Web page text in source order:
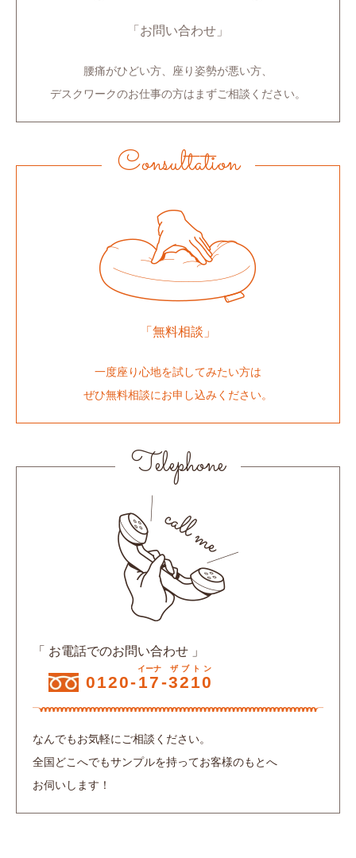
「お問い合わせ」
腰痛がひどい方、座り姿勢が悪い方、
デスクワークのお仕事の方はまずご相談ください。
Consultation
「無料相談」
一度座り心地を試してみたい方は
ぜひ無料相談にお申し込みください。
Telephone
「 お電話でのお問い合わせ 」
0120-17
イーナ
-3210
ザブトン
なんでもお気軽にご相談ください。
全国どこへでもサンプルを持ってお客様のもとへ
お伺いします！